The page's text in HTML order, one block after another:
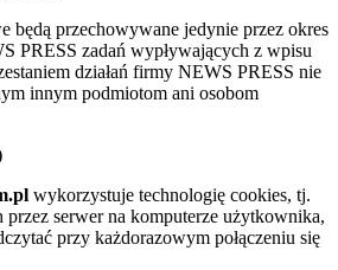
będą przechowywane jedynie przez okres
PRESS zadań wypływających z wpisu
działań firmy NEWS PRESS nie
innym podmiotom ani osobom
wykorzystuje technologię cookies, tj.
serwer na komputerze użytkownika,
przy każdorazowym połączeniu się